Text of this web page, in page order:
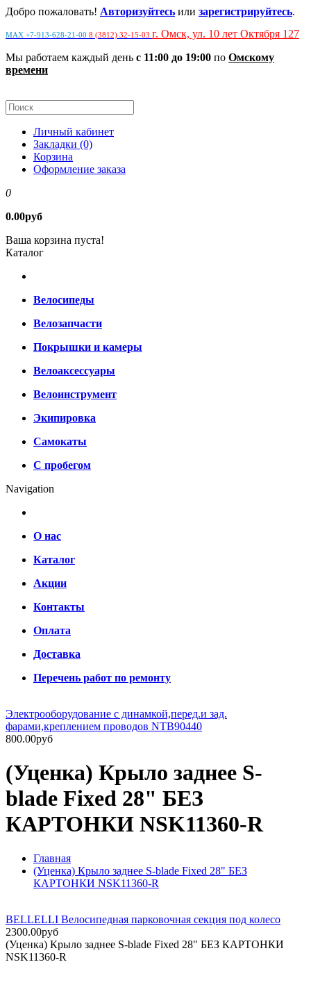
Добро пожаловать! Авторизуйтесь или зарегистрируйтесь.
MAX +7-913-628-21-00 8 (3812) 32-15-03 г. Омск, ул. 10 лет Октября 127
Мы работаем каждый день с 11:00 до 19:00 по Омскому
времени
Личный кабинет
Закладки (0)
Корзина
Оформление заказа
0
0.00руб
Ваша корзина пуста!
Каталог
Велосипеды
Велозапчасти
Покрышки и камеры
Велоаксессуары
Велоинструмент
Экипировка
Самокаты
С пробегом
Navigation
О нас
Каталог
Акции
Контакты
Оплата
Доставка
Перечень работ по ремонту
Электрооборудование с динамкой,перед.и зад.
фарами,креплением проводов NTB90440
800.00руб
(Уценка) Крыло заднее S-
blade Fixed 28" БЕЗ
КАРТОНКИ NSK11360-R
Главная
(Уценка) Крыло заднее S-blade Fixed 28" БЕЗ
КАРТОНКИ NSK11360-R
BELLELLI Велосипедная парковочная секция под колесо
2300.00руб
(Уценка) Крыло заднее S-blade Fixed 28" БЕЗ КАРТОНКИ
NSK11360-R